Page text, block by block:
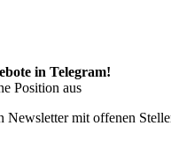
in Telegram!
Position aus
Newsletter mit offenen